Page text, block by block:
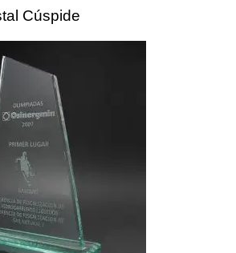
Cúspide